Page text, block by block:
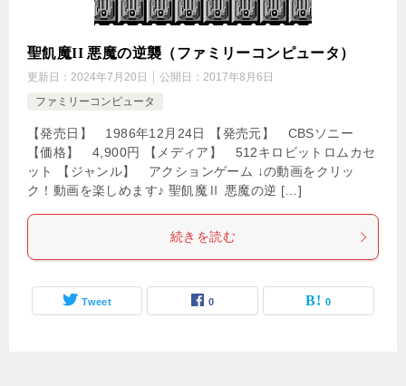
聖飢魔II 悪魔の逆襲（ファミリーコンピュータ）
更新日： 2024年7月20日 公開日： 2017年8月6日
ファミリーコンピュータ
【発売日】 1986年12月24日 【発売元】 CBSソニー
【価格】 4,900円 【メディア】 512キロビットロムカセ
ット 【ジャンル】 アクションゲーム ↓の動画をクリッ
ク！動画を楽しめます♪ 聖飢魔Ⅱ 悪魔の逆 […]
続きを読む
Tweet 0 0